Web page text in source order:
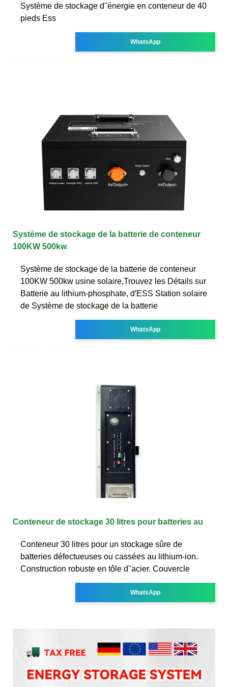
Système de stockage d''énergie en conteneur de 40
pieds Ess
WhatsApp
Système de stockage de la batterie de conteneur
100KW 500kw
Système de stockage de la batterie de conteneur
100KW 500kw usine solaire,Trouvez les Détails sur
Batterie au lithium-phosphate, d′ESS Station solaire
de Système de stockage de la batterie
WhatsApp
Conteneur de stockage 30 litres pour batteries au
Conteneur 30 litres pour un stockage sûre de
batteries défectueuses ou cassées au lithium-ion.
Construction robuste en tôle d''acier. Couvercle
WhatsApp